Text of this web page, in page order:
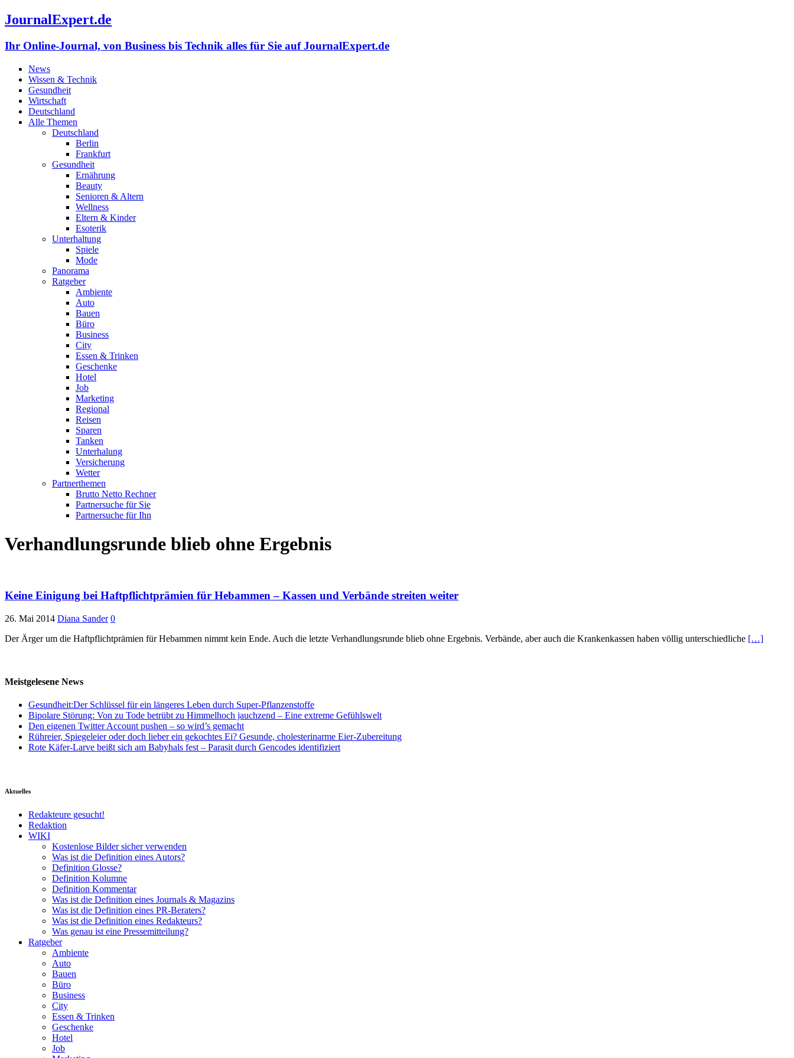
JournalExpert.de
Ihr Online-Journal, von Business bis Technik alles für Sie auf JournalExpert.de
News
Wissen & Technik
Gesundheit
Wirtschaft
Deutschland
Alle Themen
Deutschland
Berlin
Frankfurt
Gesundheit
Ernährung
Beauty
Senioren & Altern
Wellness
Eltern & Kinder
Esoterik
Unterhaltung
Spiele
Mode
Panorama
Ratgeber
Ambiente
Auto
Bauen
Büro
Business
City
Essen & Trinken
Geschenke
Hotel
Job
Marketing
Regional
Reisen
Sparen
Tanken
Unterhalung
Versicherung
Wetter
Partnerthemen
Brutto Netto Rechner
Partnersuche für Sie
Partnersuche für Ihn
Verhandlungsrunde blieb ohne Ergebnis
Keine Einigung bei Haftpflichtprämien für Hebammen – Kassen und Verbände streiten weiter
26. Mai 2014 Diana Sander 0
Der Ärger um die Haftpflichtprämien für Hebammen nimmt kein Ende. Auch die letzte Verhandlungsrunde blieb ohne Ergebnis. Verbände, aber auch die Krankenkassen haben völlig unterschiedliche […]
Meistgelesene News
Gesundheit:Der Schlüssel für ein längeres Leben durch Super-Pflanzenstoffe
Bipolare Störung: Von zu Tode betrübt zu Himmelhoch jauchzend – Eine extreme Gefühlswelt
Den eigenen Twitter Account pushen – so wird’s gemacht
Rühreier, Spiegeleier oder doch lieber ein gekochtes Ei? Gesunde, cholesterinarme Eier-Zubereitung
Rote Käfer-Larve beißt sich am Babyhals fest – Parasit durch Gencodes identifiziert
Aktuelles
Redakteure gesucht!
Redaktion
WIKI
Kostenlose Bilder sicher verwenden
Was ist die Definition eines Autors?
Definition Glosse?
Definition Kolumne
Definition Kommentar
Was ist die Definition eines Journals & Magazins
Was ist die Definition eines PR-Beraters?
Was ist die Definition eines Redakteurs?
Was genau ist eine Pressemitteilung?
Ratgeber
Ambiente
Auto
Bauen
Büro
Business
City
Essen & Trinken
Geschenke
Hotel
Job